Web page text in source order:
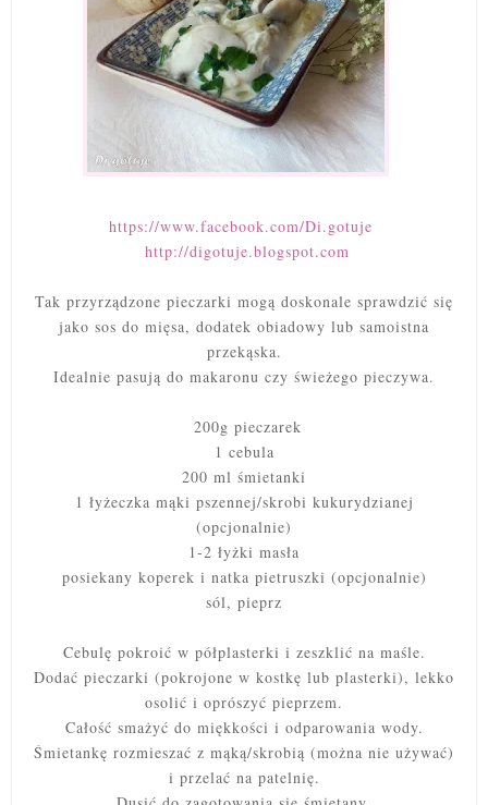
https://www.facebook.com/Di.gotuje
http://digotuje.blogspot.com
Tak przyrządzone pieczarki mogą doskonale sprawdzić się
jako sos do mięsa, dodatek obiadowy lub samoistna
przekąska.
Idealnie pasują do makaronu czy świeżego pieczywa.
200g pieczarek
1 cebula
200 ml śmietanki
1 łyżeczka mąki pszennej/skrobi kukurydzianej
(opcjonalnie)
1-2 łyżki masła
posiekany koperek i natka pietruszki (opcjonalnie)
sól, pieprz
Cebulę pokroić w półplasterki i zeszklić na maśle.
Dodać pieczarki (pokrojone w kostkę lub plasterki), lekko
osolić i oprószyć pieprzem.
Całość smażyć do miękkości i odparowania wody.
Śmietankę rozmieszać z mąką/skrobią (można nie używać)
i przelać na patelnię.